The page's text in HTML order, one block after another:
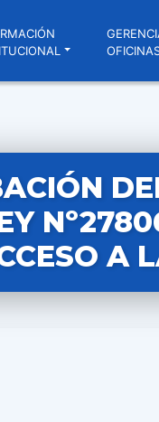
A